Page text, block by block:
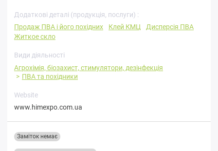
Додаткові деталі (продукція, послуги) :
Продаж ПВА і його похідних
Клей КМЦ
Дисперсія ПВА
Житкое скло
Види діяльності
Агрохімія, біозахист, стимулятори, дезінфекція
ПВА та похідники
Website
www.himexpo.com.ua
Заміток немає